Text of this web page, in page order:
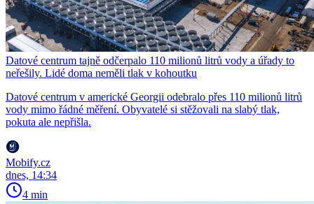
Datové centrum tajně odčerpalo 110 milionů litrů vody a úřady to
neřešily. Lidé doma neměli tlak v kohoutku
Datové centrum v americké Georgii odebralo přes 110 milionů litrů
vody mimo řádné měření. Obyvatelé si stěžovali na slabý tlak,
pokuta ale nepřišla.
Mobify.cz
dnes, 14:34
4 min